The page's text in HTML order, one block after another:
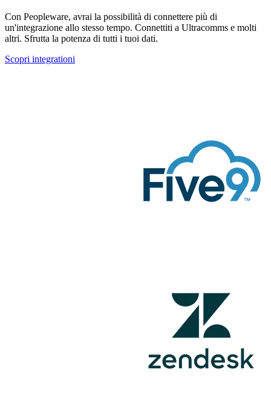
Con Peopleware, avrai la possibilità di connettere più di
un'integrazione allo stesso tempo. Connettiti a Ultracomms e molti
altri. Sfrutta la potenza di tutti i tuoi dati.
Scopri integrationi